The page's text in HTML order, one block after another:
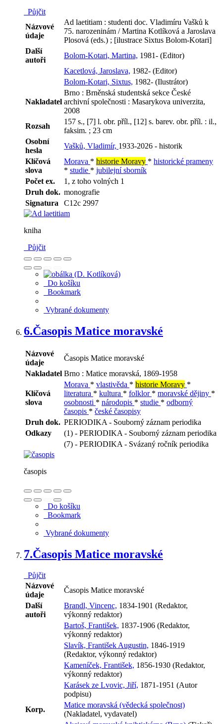
Půjčit
Názvové
údaje
Ad laetitiam : studenti doc. Vladimíru Vašků k
75. narozeninám / Martina Kotlíková a Jaroslava
Plosová (eds.) ; [ilustrace Sixtus Bolom-Kotari]
Další
autoři
Bolom-Kotari, Martina, 1981- (Editor)
Kacetlová, Jaroslava, 1982- (Editor)
Bolom-Kotari, Sixtus, 1982- (Ilustrátor)
Nakladatel
Brno : Brněnská studentská sekce České
archivní společnosti : Masarykova univerzita,
2008
Rozsah
157 s., [7] l. obr. příl., [12] s. barev. obr. příl. : il.,
faksim. ; 23 cm
Osobní
hesla
Vašků, Vladimír, 1933-2026 - historik
Klíčová
slova
Morava * historie Moravy * historické prameny
* studie * jubilejní sborník
Počet ex.
1, z toho volných 1
Druh dok. monografie
Signatura
C12c 2997
kniha
Půjčit
Do košíku
Bookmark
Vybrané dokumenty
6.Časopis Matice moravské
Názvové
údaje
Časopis Matice moravské
Nakladatel Brno : Matice moravská, 1869-1958
Klíčová
slova
Morava * vlastivěda * historie Moravy *
literatura * kultura * folklor * moravské dějiny *
osobnosti * národopis * studie * odborný
časopis * české časopisy
Druh dok. PERIODIKA - Souborný záznam periodika
Odkazy
(1) - PERIODIKA - Souborný záznam periodika
(7) - PERIODIKA - Svázaný ročník periodika
časopis
Do košíku
Bookmark
Vybrané dokumenty
7.Časopis Matice moravské
Půjčit
Názvové
údaje
Časopis Matice moravské
Další
autoři
Brandl, Vincenc, 1834-1901 (Redaktor,
výkonný redaktor)
Bartoš, František, 1837-1906 (Redaktor,
výkonný redaktor)
Slavík, František Augustin, 1846-1919
(Redaktor, výkonný redaktor)
Kameníček, František, 1856-1930 (Redaktor,
výkonný redaktor)
Karásek ze Lvovic, Jiří, 1871-1951 (Autor
podpisu)
Korp.
Matice moravská (vědecká společnost)
(Nakladatel, vydavatel)